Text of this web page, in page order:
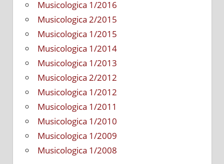
Musicologica 1/2016
Musicologica 2/2015
Musicologica 1/2015
Musicologica 1/2014
Musicologica 1/2013
Musicologica 2/2012
Musicologica 1/2012
Musicologica 1/2011
Musicologica 1/2010
Musicologica 1/2009
Musicologica 1/2008